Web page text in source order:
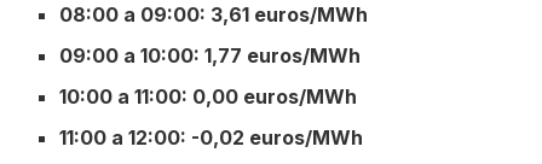
08:00 a 09:00: 3,61 euros/MWh
09:00 a 10:00: 1,77 euros/MWh
10:00 a 11:00: 0,00 euros/MWh
11:00 a 12:00: -0,02 euros/MWh